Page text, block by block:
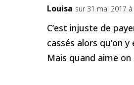
Louisa sur 31 mai 2017
C’est injuste de
cassés alors qu’on
Mais quand aime on